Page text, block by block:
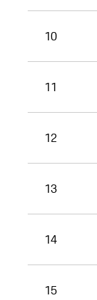
10
11
12
13
14
15